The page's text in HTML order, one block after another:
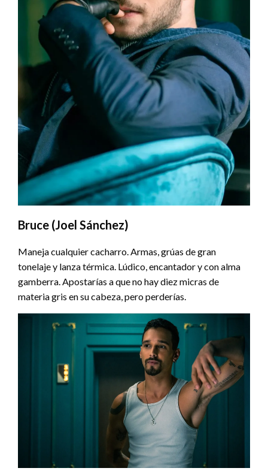
Bruce (Joel Sánchez)
Maneja cualquier cacharro. Armas, grúas de gran
tonelaje y lanza térmica. Lúdico, encantador y con alma
gamberra. Apostarías a que no hay diez micras de
materia gris en su cabeza, pero perderías.